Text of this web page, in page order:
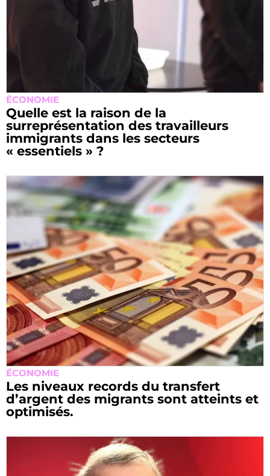
ÉCONOMIE
Quelle est la raison de la
surreprésentation des travailleurs
immigrants dans les secteurs
« essentiels » ?
ÉCONOMIE
Les niveaux records du transfert
d’argent des migrants sont atteints et
optimisés.